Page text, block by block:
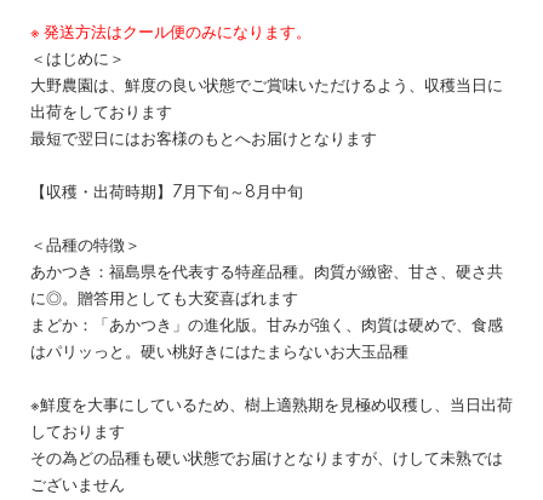
※ 発送方法はクール便のみになります。
＜はじめに＞
大野農園は、鮮度の良い状態でご賞味いただけるよう、収穫当日に
出荷をしております
最短で翌日にはお客様のもとへお届けとなります
【収穫・出荷時期】7月下旬～8月中旬
＜品種の特徴＞
あかつき：福島県を代表する特産品種。肉質が緻密、甘さ、硬さ共
に◎。贈答用としても大変喜ばれます
まどか：「あかつき」の進化版。甘みが強く、肉質は硬めで、食感
はパリッっと。硬い桃好きにはたまらないお大玉品種
※鮮度を大事にしているため、樹上適熟期を見極め収穫し、当日出荷
しております
その為どの品種も硬い状態でお届けとなりますが、けして未熟では
ございません